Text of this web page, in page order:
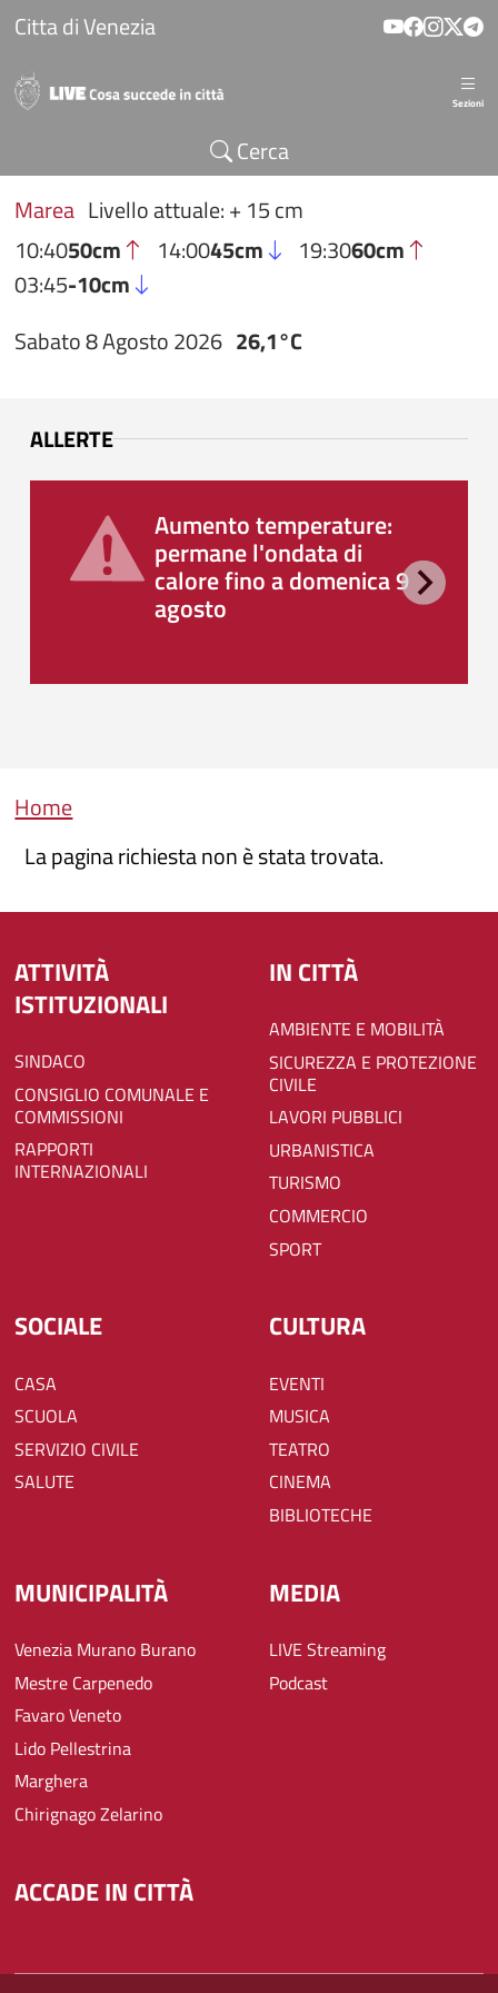
Salta al contenuto principale
Citta di Venezia
Sezioni
Cerca
Marea Livello attuale: + 15 cm
10:4050cm 14:0045cm 19:3060cm
03:45-10cm
Sabato 8 Agosto 2026 26,1°C
ALLERTE
Aumento temperature:
permane l'ondata di
calore fino a domenica 9
agosto
Briciole di pane
Home
La pagina richiesta non è stata trovata.
ATTIVITÀ
ISTITUZIONALI
SINDACO
CONSIGLIO COMUNALE E
COMMISSIONI
RAPPORTI
INTERNAZIONALI
IN CITTÀ
AMBIENTE E MOBILITÀ
SICUREZZA E PROTEZIONE
CIVILE
LAVORI PUBBLICI
URBANISTICA
TURISMO
COMMERCIO
SPORT
SOCIALE
CASA
SCUOLA
SERVIZIO CIVILE
SALUTE
CULTURA
EVENTI
MUSICA
TEATRO
CINEMA
BIBLIOTECHE
MUNICIPALITÀ
Venezia Murano Burano
Mestre Carpenedo
Favaro Veneto
Lido Pellestrina
Marghera
Chirignago Zelarino
MEDIA
LIVE Streaming
Podcast
ACCADE IN CITTÀ